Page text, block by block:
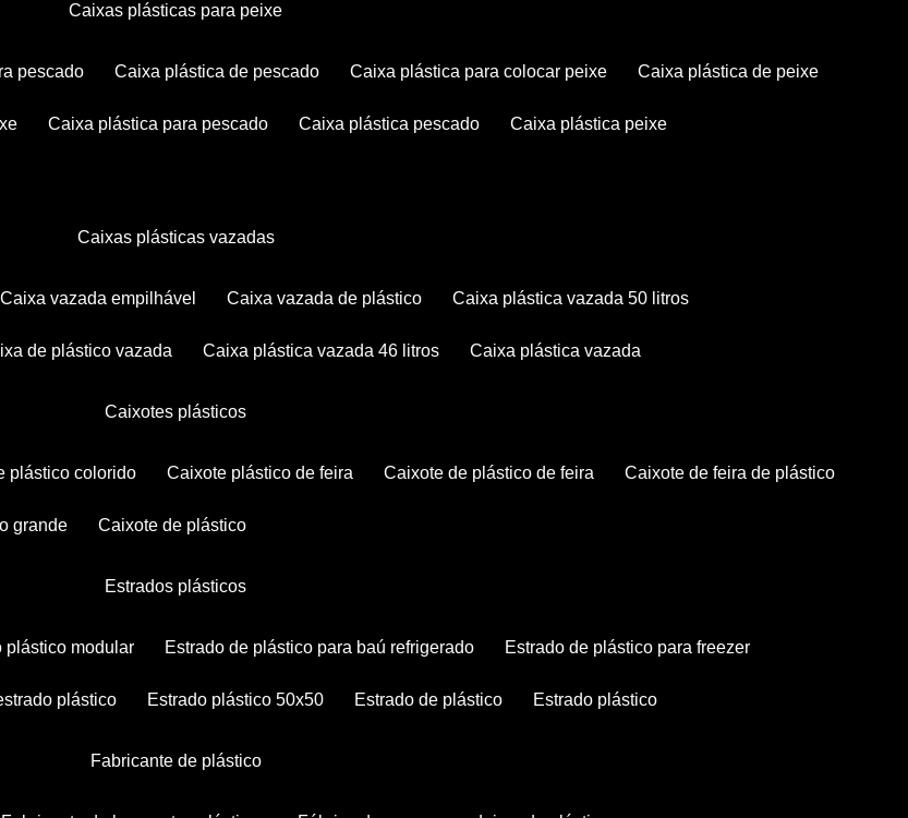
caixas plásticas para peixe
pescado caixa plástica de pescado caixa plástica para colocar peixe caixa plástica de peixe
caixa plástica para pescado caixa plástica pescado caixa plástica peixe
caixas plásticas vazadas
caixa vazada empilhável caixa vazada de plástico caixa plástica vazada 50 litros
de plástico vazada caixa plástica vazada 46 litros caixa plástica vazada
caixotes plásticos
plástico colorido caixote plástico de feira caixote de plástico de feira caixote de feira de plástico
grande caixote de plástico
estrados plásticos
plástico modular estrado de plástico para baú refrigerado estrado de plástico para freezer
plástico estrado plástico 50x50 estrado de plástico estrado plástico
fabricante de plástico